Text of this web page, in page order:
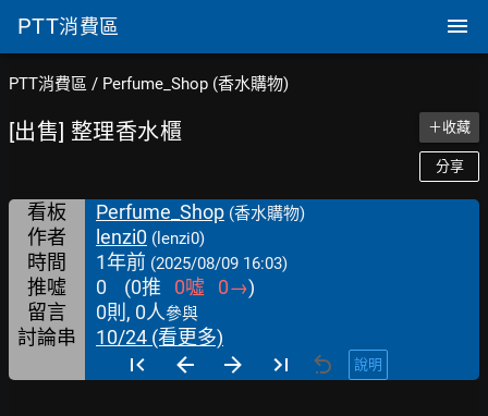
PTT消費區
PTT消費區 / Perfume_Shop (香水購物)
[出售] 整理香水櫃 ＋收藏
分享
看板 Perfume_Shop (香水購物)
作者 lenzi0 (lenzi0)
時間 1年前 (2025/08/09 16:03)
推噓 0 (0推 0噓 0→)
留言
0則, 0人參與
討論串 10/24 (看更多)
說明